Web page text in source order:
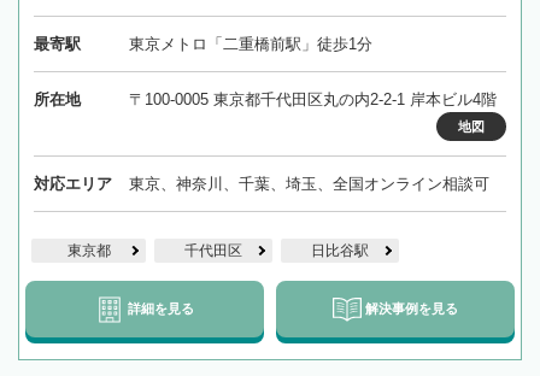
最寄駅 東京メトロ「二重橋前駅」徒歩1分
所在地 〒100-0005 東京都千代田区丸の内2-2-1 岸本ビル4階
地図
対応エリア 東京、神奈川、千葉、埼玉、全国オンライン相談可
東京都 千代田区 日比谷駅
詳細を見る 解決事例を見る